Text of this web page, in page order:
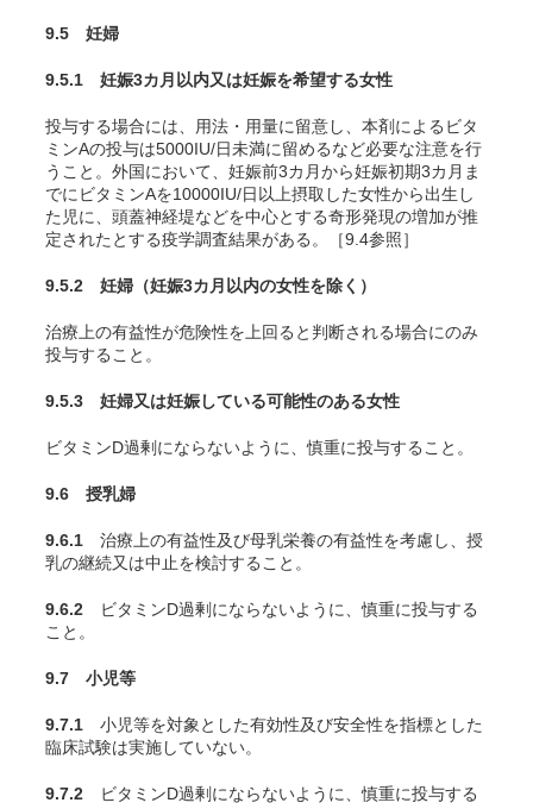
9.5 妊婦
9.5.1 妊娠3カ月以内又は妊娠を希望する女性
投与する場合には、用法・用量に留意し、本剤によるビタ
ミンAの投与は5000IU/日未満に留めるなど必要な注意を行
うこと。外国において、妊娠前3カ月から妊娠初期3カ月ま
でにビタミンAを10000IU/日以上摂取した女性から出生し
た児に、頭蓋神経堤などを中心とする奇形発現の増加が推
定されたとする疫学調査結果がある 。［9.4参照］
9.5.2 妊婦（妊娠3カ月以内の女性を除く）
治療上の有益性が危険性を上回ると判断される場合にのみ
投与すること。
9.5.3 妊婦又は妊娠している可能性のある女性
ビタミンD過剰にならないように、慎重に投与すること。
9.6 授乳婦
9.6.1 治療上の有益性及び母乳栄養の有益性を考慮し、授
乳の継続又は中止を検討すること。
9.6.2 ビタミンD過剰にならないように、慎重に投与する
こと。
9.7 小児等
9.7.1 小児等を対象とした有効性及び安全性を指標とした
臨床試験は実施していない。
9.7.2 ビタミンD過剰にならないように、慎重に投与する